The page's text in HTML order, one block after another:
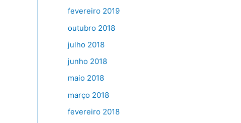
fevereiro 2019
outubro 2018
julho 2018
junho 2018
maio 2018
março 2018
fevereiro 2018